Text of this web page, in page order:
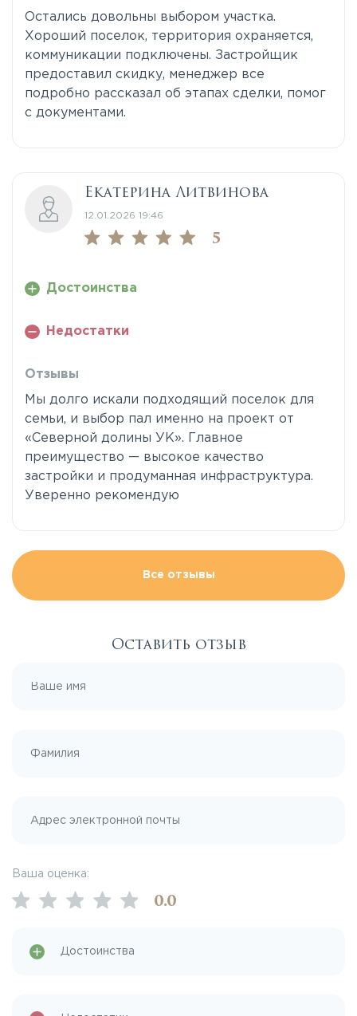
Остались довольны выбором участка.
Хороший поселок, территория охраняется,
коммуникации подключены. Застройщик
предоставил скидку, менеджер все
подробно рассказал об этапах сделки, помог
с документами.
Екатерина Литвинова
12.01.2026 19:46
5
Достоинства
Недостатки
Отзывы
Мы долго искали подходящий поселок для
семьи, и выбор пал именно на проект от
«Северной долины УК». Главное
преимущество — высокое качество
застройки и продуманная инфраструктура.
Уверенно рекомендую
Все отзывы
Оставить отзыв
Ваша оценка:
0.0